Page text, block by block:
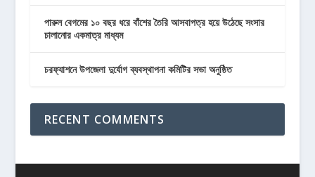
পারুল বেগমের ১০ বছর ধরে বাঁশের তৈরি আসবাপত্র হয়ে উঠেছে সংসার
চালানোর একমাত্র মাধ্যম
চরফ্যাশনে উপজেলা দুর্যোগ ব্যবস্থাপনা কমিটির সভা অনুষ্ঠিত
RECENT COMMENTS